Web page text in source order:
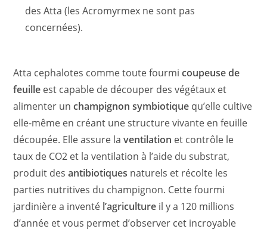
des Atta (les Acromyrmex ne sont pas
concernées).
Atta cephalotes comme toute fourmicoupeuse de
feuille est capable de découper des végétaux et
alimenter unchampignon symbiotique qu’elle cultive
elle-même en créant une structure vivante en feuille
découpée. Elle assure laventilation et contrôle le
taux de CO2 et la ventilation à l’aide du substrat,
produit desantibiotiques naturels et récolte les
parties nutritives du champignon. Cette fourmi
jardinière a inventé l’agriculture il y a 120 millions
d’année et vous permet d’observer cet incroyable